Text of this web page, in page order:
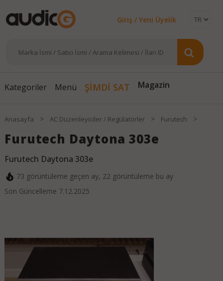
Giriş / Yeni Üyelik
Kategoriler Menü ŞİMDİ SAT Magazin
Anasayfa > AC Düzenleyiciler / Regülatörler > Furutech >
Furutech Daytona 303e
Furutech Daytona 303e
73 görüntüleme geçen ay, 22görüntüleme bu ay
Son Güncelleme 7.12.2025